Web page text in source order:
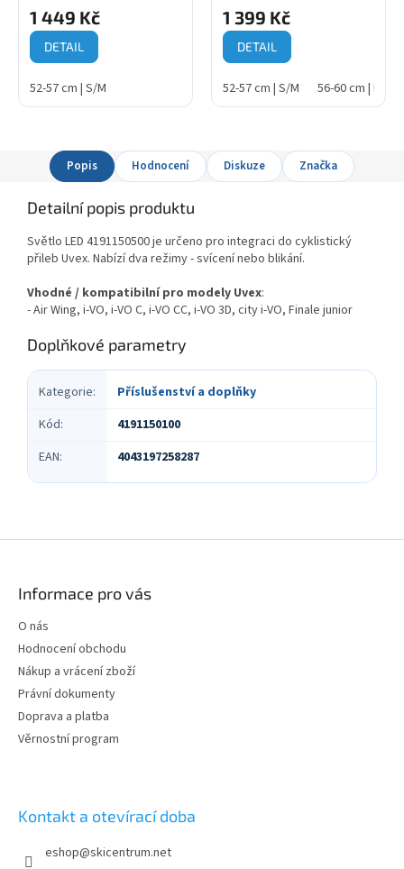
1 449 Kč
DETAIL
52-57 cm | S/M
1 399 Kč
DETAIL
52-57 cm | S/M 56-60 cm | M/L
Popis Hodnocení Diskuze Značka
Detailní popis produktu
Světlo LED 4191150500 je určeno pro integraci do cyklistický
přileb Uvex. Nabízí dva režimy - svícení nebo blikání.
Vhodné / kompatibilní pro modely Uvex:
- Air Wing, i-VO, i-VO C, i-VO CC, i-VO 3D, city i-VO, Finale junior
Doplňkové parametry
Kategorie:
Příslušenství a doplňky
Kód:
4191150100
EAN: 4043197258287
Informace pro vás
O nás
Hodnocení obchodu
Nákup a vrácení zboží
Právní dokumenty
Doprava a platba
Věrnostní program
Kontakt a otevírací doba
eshop@skicentrum.net